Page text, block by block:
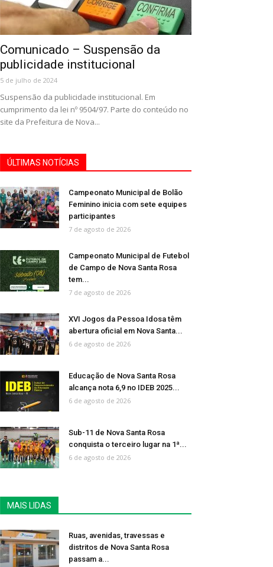
Comunicado – Suspensão da
publicidade institucional
5 de julho de 2024
Suspensão da publicidade institucional. Em
cumprimento da lei nº 9504/97. Parte do conteúdo no
site da Prefeitura de Nova...
ÚLTIMAS NOTÍCIAS
Campeonato Municipal de Bolão
Feminino inicia com sete equipes
participantes
7 de agosto de 2026
Campeonato Municipal de Futebol
de Campo de Nova Santa Rosa
tem...
7 de agosto de 2026
XVI Jogos da Pessoa Idosa têm
abertura oficial em Nova Santa...
6 de agosto de 2026
Educação de Nova Santa Rosa
alcança nota 6,9 no IDEB 2025...
6 de agosto de 2026
Sub-11 de Nova Santa Rosa
conquista o terceiro lugar na 1ª...
6 de agosto de 2026
MAIS LIDAS
Ruas, avenidas, travessas e
distritos de Nova Santa Rosa
passam a...